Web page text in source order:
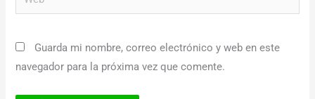
Guarda mi nombre, correo electrónico y web en este
navegador para la próxima vez que comente.